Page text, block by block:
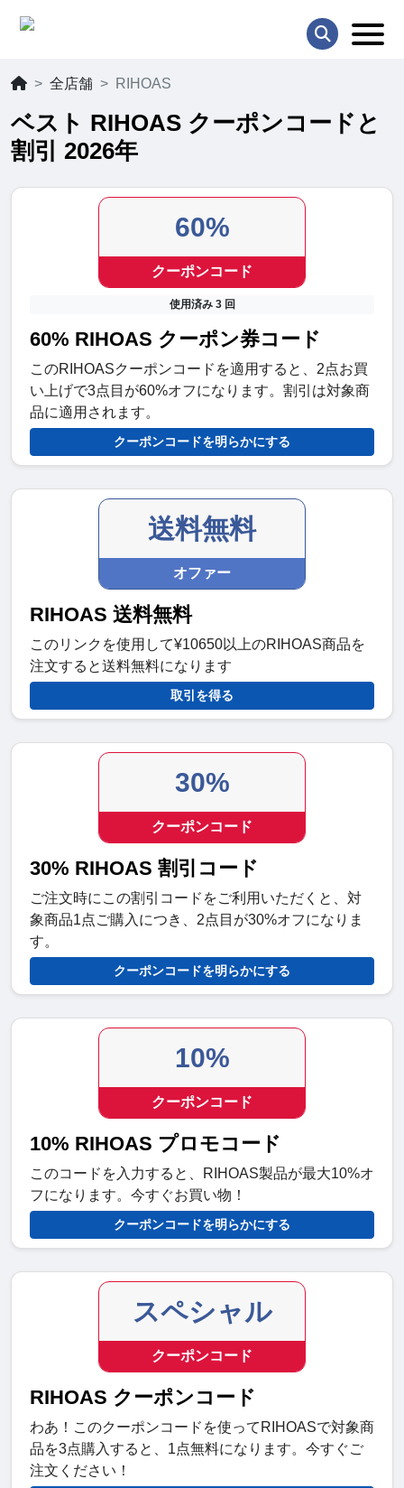
全店舗 RIHOAS
ベスト RIHOAS クーポンコードと
割引 2026年
60%
クーポンコード
使用済み 3 回
60% RIHOAS クーポン券コード
このRIHOASクーポンコードを適用すると、2点お買
い上げで3点目が60%オフになります。割引は対象商
品に適用されます。
クーポンコードを明らかにする
送料無料
オファー
RIHOAS 送料無料
このリンクを使用して¥10650以上のRIHOAS商品を
注文すると送料無料になります
取引を得る
30%
クーポンコード
30% RIHOAS 割引コード
ご注文時にこの割引コードをご利用いただくと、対
象商品1点ご購入につき、2点目が30%オフになりま
す。
クーポンコードを明らかにする
10%
クーポンコード
10% RIHOAS プロモコード
このコードを入力すると、RIHOAS製品が最大10%オ
フになります。今すぐお買い物！
クーポンコードを明らかにする
スペシャル
クーポンコード
RIHOAS クーポンコード
わあ！このクーポンコードを使ってRIHOASで対象商
品を3点購入すると、1点無料になります。今すぐご
注文ください！